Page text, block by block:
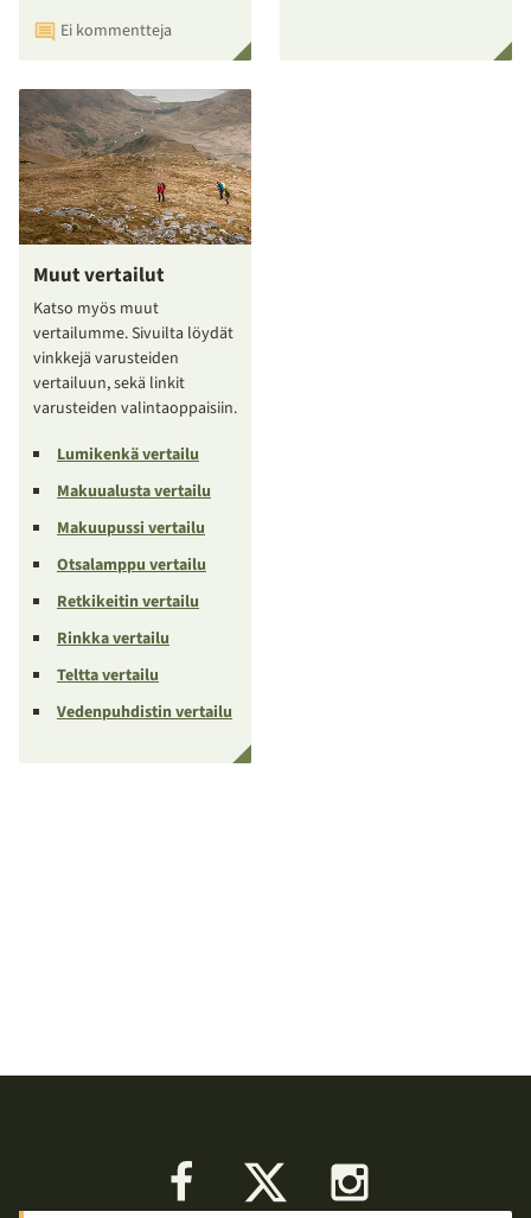
Ei kommentteja
Muut vertailut
Katso myös muut
vertailumme. Sivuilta löydät
vinkkejä varusteiden
vertailuun, sekä linkit
varusteiden valintaoppaisiin.
Lumikenkä vertailu
Makuualusta vertailu
Makuupussi vertailu
Otsalamppu vertailu
Retkikeitin vertailu
Rinkka vertailu
Teltta vertailu
Vedenpuhdistin vertailu
Facebook